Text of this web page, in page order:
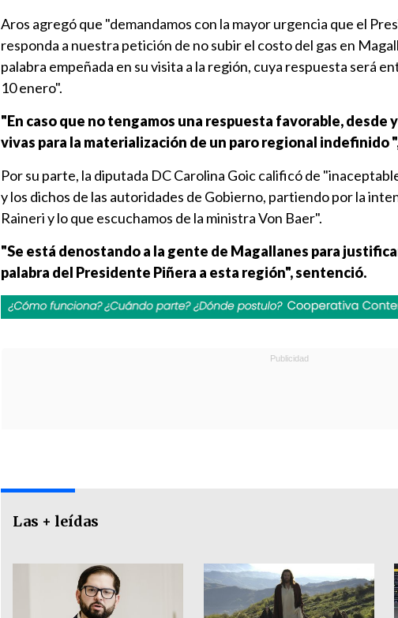
Aros agregó que "demandamos con la mayor urgencia que el
responda a nuestra petición de no subir el costo del gas en
palabra empeñada en su visita a la región, cuya respuesta será
10 enero".
"En caso que no tengamos una respuesta favorable, desde
vivas para la materialización de un paro regional indefinido
Por su parte, la diputada DC Carolina Goic calificó de
y los dichos de las autoridades de Gobierno, partiendo por la
Raineri y lo que escuchamos de la ministra Von Baer".
"Se está denostando a la gente de Magallanes para
palabra del Presidente Piñera a esta región", sentenció.
Las + leídas